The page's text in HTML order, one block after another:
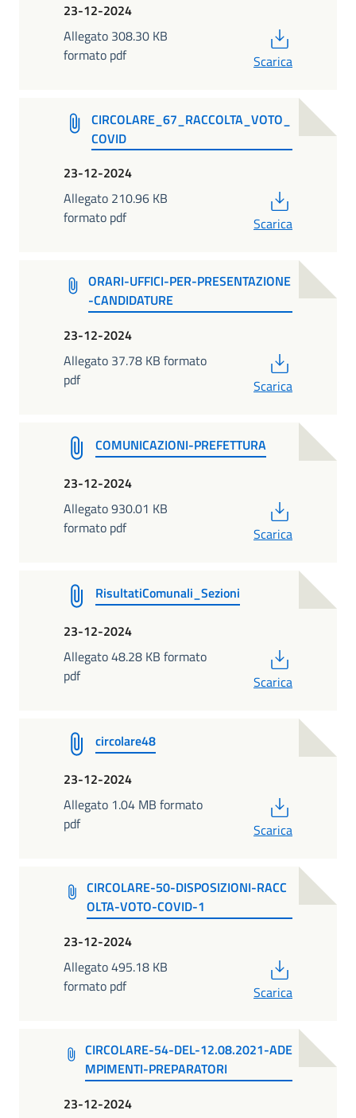
23-12-2024
Allegato 308.30 KB
formato pdf
Scarica
CIRCOLARE_67_RACCOLTA_VOTO_
COVID
23-12-2024
Allegato 210.96 KB
formato pdf
Scarica
ORARI-UFFICI-PER-PRESENTAZIONE
-CANDIDATURE
23-12-2024
Allegato 37.78 KB formato
pdf
Scarica
COMUNICAZIONI-PREFETTURA
23-12-2024
Allegato 930.01 KB
formato pdf
Scarica
RisultatiComunali_Sezioni
23-12-2024
Allegato 48.28 KB formato
pdf
Scarica
circolare48
23-12-2024
Allegato 1.04 MB formato
pdf
Scarica
CIRCOLARE-50-DISPOSIZIONI-RACC
OLTA-VOTO-COVID-1
23-12-2024
Allegato 495.18 KB
formato pdf
Scarica
CIRCOLARE-54-DEL-12.08.2021-ADE
MPIMENTI-PREPARATORI
23-12-2024